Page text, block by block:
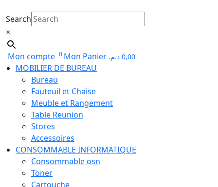
Search
×
Mon compte 0 Mon Panier 0,00 د.م.
MOBILIER DE BUREAU
Bureau
Fauteuil et Chaise
Meuble et Rangement
Table Reunion
Stores
Accessoires
CONSOMMABLE INFORMATIQUE
Consommable osn
Toner
Cartouche